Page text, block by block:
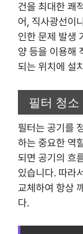
건을 최대한 쾌
어, 직사광선이
인한 문제 발생
양 등을 이용해
되는 위치에 설
필터 청
필터는 공기를
하는 중요한 역
되면 공기의 흐
있습니다. 따라
교체하여 항상
다.